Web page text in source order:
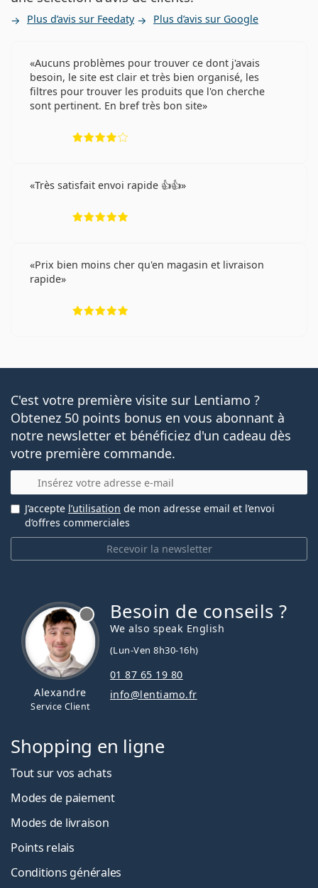
Plus d’avis sur Feedaty Plus d’avis sur Google
Aucuns problèmes pour trouver ce dont j'avais
besoin, le site est clair et très bien organisé, les
filtres pour trouver les produits que l'on cherche
sont pertinent. En bref très bon site
Très satisfait envoi rapide 👍👍
Prix bien moins cher qu'en magasin et livraison
rapide
C'est votre première visite sur Lentiamo ?
Obtenez 50 points bonus en vous abonnant à
notre newsletter et bénéficiez d'un cadeau dès
votre première commande.
E-mail
Recevoir la newsletter
J’accepte l’utilisation de mon adresse email et l’envoi
d’offres commerciales
Alexandre
Service Client
Besoin de conseils ?
We also speak English
(Lun-Ven 8h30-16h)
01 87 65 19 80
info@lentiamo.fr
Shopping en ligne
Tout sur vos achats
Modes de paiement
Modes de livraison
Points relais
Conditions générales